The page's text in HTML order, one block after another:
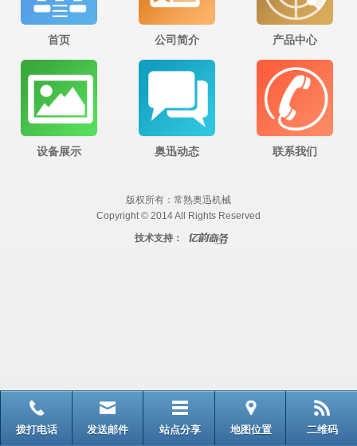
首页 公司简介 产品中心
设备展示 奥迅动态 联系我们
版权所有：常熟奥迅机械
Copyright © 2014 All Rights Reserved
技术支持：
拨打电话 发送邮件 站点分享 地图位置 二维码